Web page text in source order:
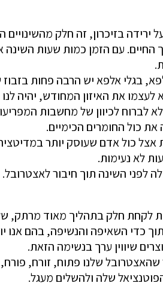
ירידה בזיכרון, זה חלק
עם הזמן כמות שעות השינה
בגלי אלפא יש הרבה פחות
את האיזון המחודש, יהיה לנו
לברוח לכיוון של מחשבות
כול החומרים הכימיים.
אצל כול אדם שעוסק יותר
לא נעימות.
לפני השינה תוך חיבור לאצטרובל.
לקחת חלק בתהליך מאוד מרתק,
כדי השאיפה והנשיפה, בהם אנו
שיווין ערך בנשימה הזאת.
שלנו פתוח, זורח,
שלה ולהשלים מעגל.